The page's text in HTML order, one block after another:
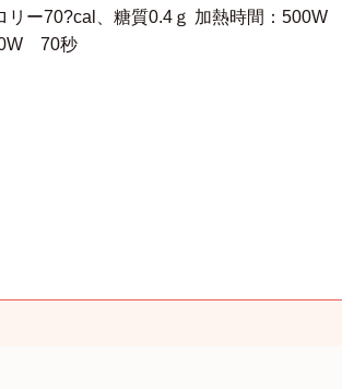
リー70?cal、糖質0.4ｇ 加熱時間：500W
70秒